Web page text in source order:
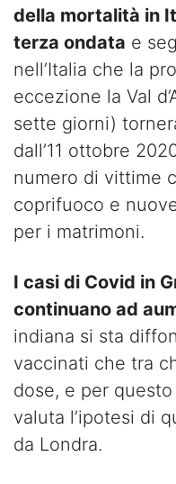
della mortalità in
terza ondata e
nell’Italia che la
eccezione la Val
sette giorni)
dall’11 ottobre
numero di vittime
coprifuoco e
per i matrimoni.
I casi di Covid in
continuano ad
indiana si sta
vaccinati che tra
dose, e per
valuta l’ipotesi di
da Londra.